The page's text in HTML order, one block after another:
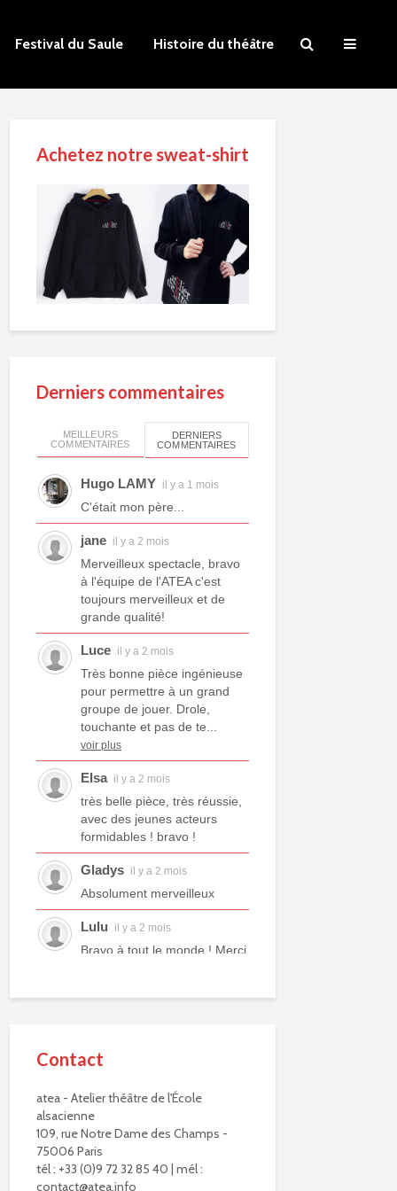
Festival du Saule Histoire du théâtre
Achetez notre sweat-shirt
Derniers commentaires
MEILLEURS
COMMENTAIRES
DERNIERS
COMMENTAIRES
Hugo LAMY il y a 1 mois
C'était mon père...
jane il y a 2 mois
Merveilleux spectacle, bravo
à l'équipe de l'ATEA c'est
toujours merveilleux et de
grande qualité!
Luce il y a 2 mois
Très bonne pièce ingénieuse
pour permettre à un grand
groupe de jouer. Drole,
touchante et pas de te...
voir plus
Elsa il y a 2 mois
très belle pièce, très réussie,
avec des jeunes acteurs
formidables ! bravo !
Gladys il y a 2 mois
Absolument merveilleux
Lulu il y a 2 mois
Bravo à tout le monde ! Merci
Murielle R.
Bravo à eux. Bravo à vous !
Virginie Delisle
Bravo à toute l'équipe de
L'ATEA.
Un choix exigeant.
Contact
atea - Atelier théâtre de l'École
alsacienne
109, rue Notre Dame des Champs -
75006 Paris
tél : +33 (0)9 72 32 85 40 | mél :
contact@atea.info